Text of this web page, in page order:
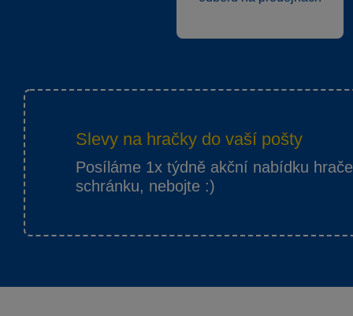
Slevy na hračky do vaší pošty
Posíláme 1x týdně akční nabídku
schránku, nebojte :)